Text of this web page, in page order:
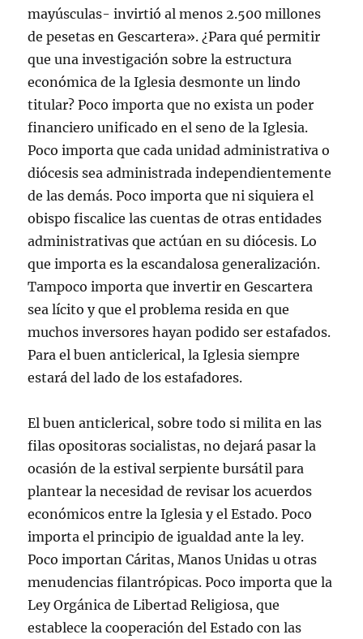
mayúsculas- invirtió al menos 2.500 millones
de pesetas en Gescartera». ¿Para qué permitir
que una investigación sobre la estructura
económica de la Iglesia desmonte un lindo
titular? Poco importa que no exista un poder
financiero unificado en el seno de la Iglesia.
Poco importa que cada unidad administrativa o
diócesis sea administrada independientemente
de las demás. Poco importa que ni siquiera el
obispo fiscalice las cuentas de otras entidades
administrativas que actúan en su diócesis. Lo
que importa es la escandalosa generalización.
Tampoco importa que invertir en Gescartera
sea lícito y que el problema resida en que
muchos inversores hayan podido ser estafados.
Para el buen anticlerical, la Iglesia siempre
estará del lado de los estafadores.
El buen anticlerical, sobre todo si milita en las
filas opositoras socialistas, no dejará pasar la
ocasión de la estival serpiente bursátil para
plantear la necesidad de revisar los acuerdos
económicos entre la Iglesia y el Estado. Poco
importa el principio de igualdad ante la ley.
Poco importan Cáritas, Manos Unidas u otras
menudencias filantrópicas. Poco importa que la
Ley Orgánica de Libertad Religiosa, que
establece la cooperación del Estado con las